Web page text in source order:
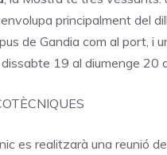
principalment del
de Gandia com al port, i
19 al diumenge 20
es realitzarà una reunió